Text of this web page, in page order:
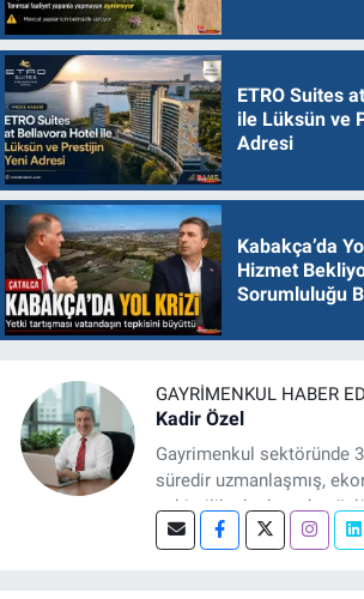
ETRO Suites
ile Lüksün ve
Adresi
Kabakça’da
Hizmet
Sorumluluğu
GAYRIMENKUL HABER
Kadir Özel
Gayrimenkul sektöründe
süredir uzmanlaşmış,
şehircilik alanlarında
sahip, dijital medya